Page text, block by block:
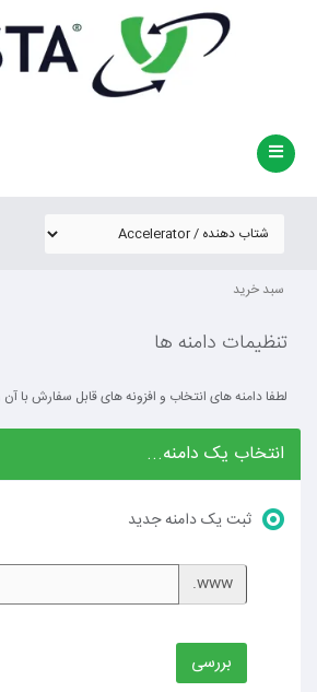
سبد خرید
تنظیمات دامنه ها
لطفا دامنه های انتخاب و افزونه های قابل سفارش با آن
انتخاب یک دامنه...
ثبت یک دامنه جدید
www.
بررسی